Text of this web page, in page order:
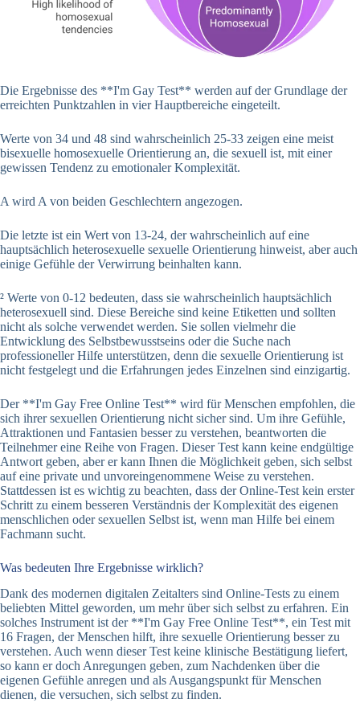
Die Ergebnisse des **I'm Gay Test** werden auf der Grundlage der
erreichten Punktzahlen in vier Hauptbereiche eingeteilt.
Werte von 34 und 48 sind wahrscheinlich 25-33 zeigen eine meist
bisexuelle homosexuelle Orientierung an, die sexuell ist, mit einer
gewissen Tendenz zu emotionaler Komplexität.
A wird A von beiden Geschlechtern angezogen.
Die letzte ist ein Wert von 13-24, der wahrscheinlich auf eine
hauptsächlich heterosexuelle sexuelle Orientierung hinweist, aber auch
einige Gefühle der Verwirrung beinhalten kann.
² Werte von 0-12 bedeuten, dass sie wahrscheinlich hauptsächlich
heterosexuell sind. Diese Bereiche sind keine Etiketten und sollten
nicht als solche verwendet werden. Sie sollen vielmehr die
Entwicklung des Selbstbewusstseins oder die Suche nach
professioneller Hilfe unterstützen, denn die sexuelle Orientierung ist
nicht festgelegt und die Erfahrungen jedes Einzelnen sind einzigartig.
Der **I'm Gay Free Online Test** wird für Menschen empfohlen, die
sich ihrer sexuellen Orientierung nicht sicher sind. Um ihre Gefühle,
Attraktionen und Fantasien besser zu verstehen, beantworten die
Teilnehmer eine Reihe von Fragen. Dieser Test kann keine endgültige
Antwort geben, aber er kann Ihnen die Möglichkeit geben, sich selbst
auf eine private und unvoreingenommene Weise zu verstehen.
Stattdessen ist es wichtig zu beachten, dass der Online-Test kein erster
Schritt zu einem besseren Verständnis der Komplexität des eigenen
menschlichen oder sexuellen Selbst ist, wenn man Hilfe bei einem
Fachmann sucht.
Was bedeuten Ihre Ergebnisse wirklich?
Dank des modernen digitalen Zeitalters sind Online-Tests zu einem
beliebten Mittel geworden, um mehr über sich selbst zu erfahren. Ein
solches Instrument ist der **I'm Gay Free Online Test**, ein Test mit
16 Fragen, der Menschen hilft, ihre sexuelle Orientierung besser zu
verstehen. Auch wenn dieser Test keine klinische Bestätigung liefert,
so kann er doch Anregungen geben, zum Nachdenken über die
eigenen Gefühle anregen und als Ausgangspunkt für Menschen
dienen, die versuchen, sich selbst zu finden.